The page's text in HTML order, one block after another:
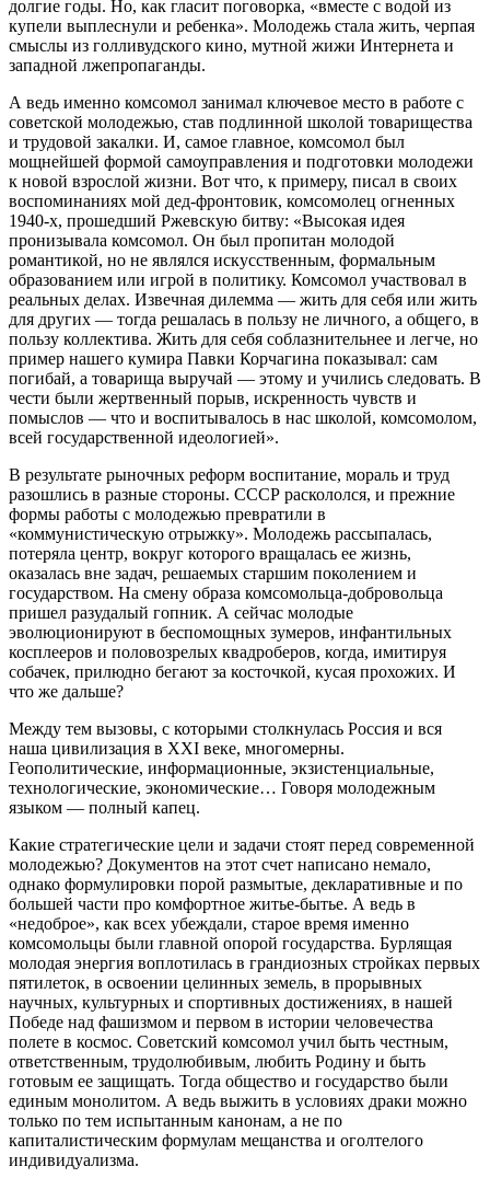
долгие годы. Но, как гласит поговорка, «вместе с водой из
купели выплеснули и ребенка». Молодежь стала жить, черпая
смыслы из голливудского кино, мутной жижи Интернета и
западной лжепропаганды.
А ведь именно комсомол занимал ключевое место в работе с
советской молодежью, став подлинной школой товарищества
и трудовой закалки. И, самое главное, комсомол был
мощнейшей формой самоуправления и подготовки молодежи
к новой взрослой жизни. Вот что, к примеру, писал в своих
воспоминаниях мой дед-фронтовик, комсомолец огненных
1940-х, прошедший Ржевскую битву: «Высокая идея
пронизывала комсомол. Он был пропитан молодой
романтикой, но не являлся искусственным, формальным
образованием или игрой в политику. Комсомол участвовал в
реальных делах. Извечная дилемма — жить для себя или жить
для других — тогда решалась в пользу не личного, а общего, в
пользу коллектива. Жить для себя соблазнительнее и легче, но
пример нашего кумира Павки Корчагина показывал: сам
погибай, а товарища выручай — этому и учились следовать. В
чести были жертвенный порыв, искренность чувств и
помыслов — что и воспитывалось в нас школой, комсомолом,
всей государственной идеологией».
В результате рыночных реформ воспитание, мораль и труд
разошлись в разные стороны. СССР раскололся, и прежние
формы работы с молодежью превратили в
«коммунистическую отрыжку». Молодежь рассыпалась,
потеряла центр, вокруг которого вращалась ее жизнь,
оказалась вне задач, решаемых старшим поколением и
государством. На смену образа комсомольца-добровольца
пришел разудалый гопник. А сейчас молодые
эволюционируют в беспомощных зумеров, инфантильных
косплееров и половозрелых квадроберов, когда, имитируя
собачек, прилюдно бегают за косточкой, кусая прохожих. И
что же дальше?
Между тем вызовы, с которыми столкнулась Россия и вся
наша цивилизация в XXI веке, многомерны.
Геополитические, информационные, экзистенциальные,
технологические, экономические… Говоря молодежным
языком — полный капец.
Какие стратегические цели и задачи стоят перед современной
молодежью? Документов на этот счет написано немало,
однако формулировки порой размытые, декларативные и по
большей части про комфортное житье-бытье. А ведь в
«недоброе», как всех убеждали, старое время именно
комсомольцы были главной опорой государства. Бурлящая
молодая энергия воплотилась в грандиозных стройках первых
пятилеток, в освоении целинных земель, в прорывных
научных, культурных и спортивных достижениях, в нашей
Победе над фашизмом и первом в истории человечества
полете в космос. Советский комсомол учил быть честным,
ответственным, трудолюбивым, любить Родину и быть
готовым ее защищать. Тогда общество и государство были
единым монолитом. А ведь выжить в условиях драки можно
только по тем испытанным канонам, а не по
капиталистическим формулам мещанства и оголтелого
индивидуализма.